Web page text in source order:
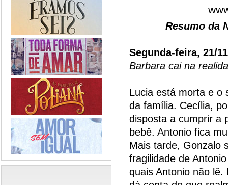
Resumo da
Segunda-feira, 21/
Barbara cai na
Lucia está morta e o
da família. Cecília,
disposta a cumprir a
bebê. Antonio fica
Mais tarde, Gonzalo
fragilidade de
quais Antonio não